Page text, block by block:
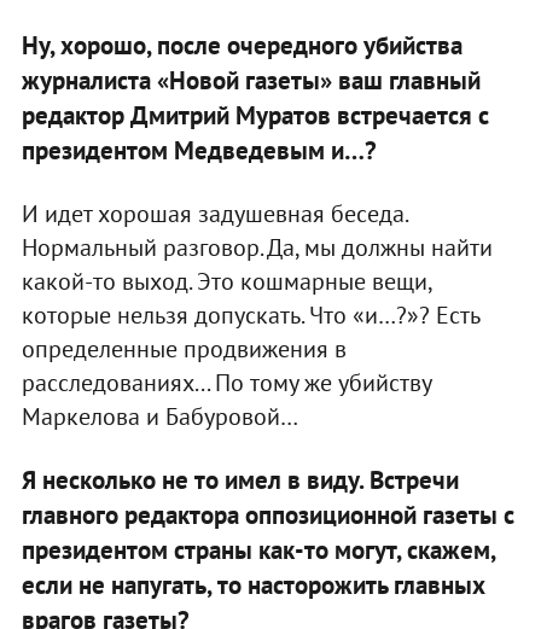
Ну, хорошо, после очередного убийства
журналиста «Новой газеты» ваш главный
редактор Дмитрий Муратов встречается с
президентом Медведевым и…?
И идет хорошая задушевная беседа.
Нормальный разговор. Да, мы должны найти
какой-то выход. Это кошмарные вещи,
которые нельзя допускать. Что «и…?»? Есть
определенные продвижения в
расследованиях... По тому же убийству
Маркелова и Бабуровой…
Я несколько не то имел в виду. Встречи
главного редактора оппозиционной газеты с
президентом страны как-то могут, скажем,
если не напугать, то насторожить главных
врагов газеты?